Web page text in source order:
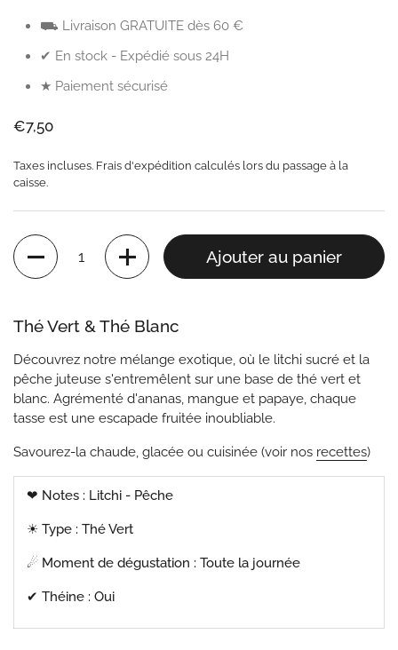
⛟ Livraison GRATUITE dès 60 €
✔ En stock - Expédié sous 24H
★ Paiement sécurisé
Prix:
€7,50
Taxes incluses. Frais d'expédition calculés lors du passage à la
caisse.
Quantité
Ajouter au panier
Thé Vert & Thé Blanc
Découvrez notre mélange exotique, où le litchi sucré et la
pêche juteuse s'entremêlent sur une base de thé vert et
blanc. Agrémenté d'ananas, mangue et papaye, chaque
tasse est une escapade fruitée inoubliable.
Savourez-la chaude, glacée ou cuisinée (voir nos recettes)
❤ Notes : Litchi - Pêche
☀︎ Type : Thé Vert
☄ Moment de dégustation : Toute la journée
✔︎ Théine : Oui